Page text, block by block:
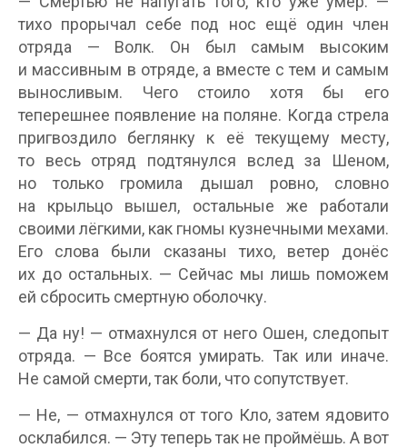
тихо прорычал себе под нос ещё один член
отряда — Волк. Он был самым высоким
и массивным в отряде, а вместе с тем и самым
выносливым. Чего стоило хотя бы его
теперешнее появление на поляне. Когда стрела
пригвоздило беглянку к её текущему месту,
то весь отряд подтянулся вслед за Шеном,
но только громила дышал ровно, словно
на крыльцо вышел, остальные же работали
своими лёгкими, как гномы кузнечными мехами.
Его слова были сказаны тихо, ветер донёс
их до остальных. — Сейчас мы лишь поможем
ей сбросить смертную оболочку.
— Да ну! — отмахнулся от него Ошен, следопыт
отряда. — Все боятся умирать. Так или иначе.
Не самой смерти, так боли, что сопутствует.
— Не, — отмахнулся от того Кло, затем ядовито
осклабился. — Эту теперь так не проймёшь. А вот